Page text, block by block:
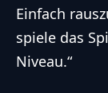
Einfach
spiele das
Niveau.“